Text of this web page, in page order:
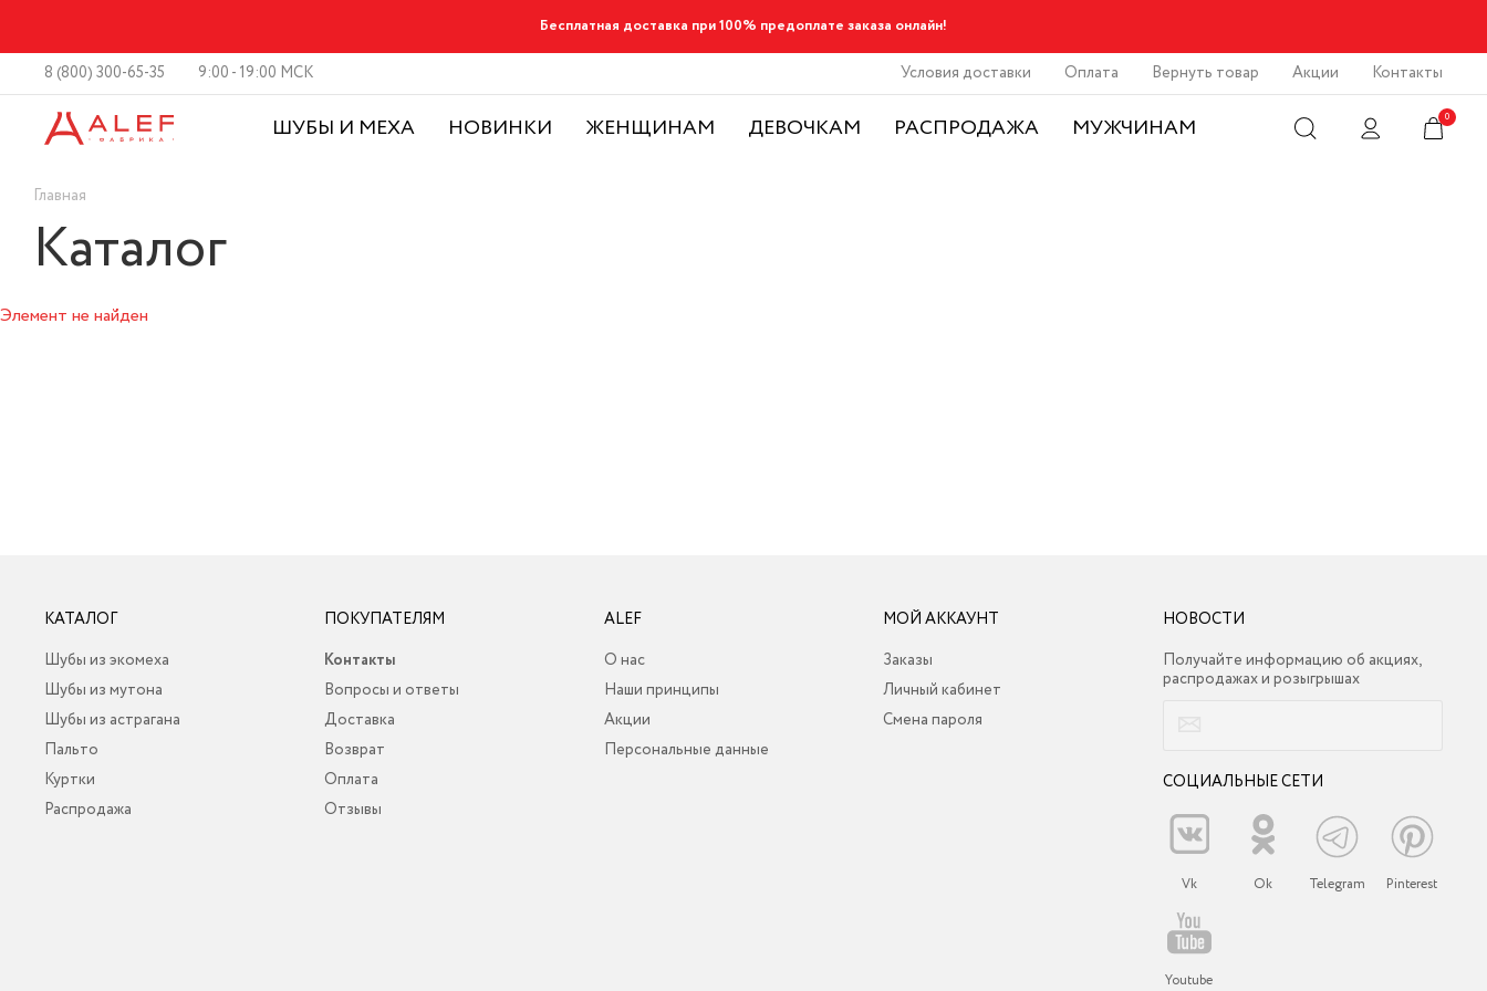
Бесплатная доставка при 100% предоплате заказа онлайн!
8 (800) 300-65-35 9:00 - 19:00 МСК Условия доставки Оплата Вернуть товар Акции Контакты
ШУБЫ И МЕХА НОВИНКИ ЖЕНЩИНАМ ДЕВОЧКАМ РАСПРОДАЖА МУЖЧИНАМ 0
Главная
Каталог
Элемент не найден
КАТАЛОГ
Шубы из экомеха
Шубы из мутона
Шубы из астрагана
Пальто
Куртки
Распродажа
ПОКУПАТЕЛЯМ
Контакты
Вопросы и ответы
Доставка
Возврат
Оплата
Отзывы
ALEF
О нас
Наши принципы
Акции
Персональные данные
МОЙ АККАУНТ
Заказы
Личный кабинет
Смена пароля
НОВОСТИ
Получайте информацию об акциях,
распродажах и розыгрышах
СОЦИАЛЬНЫЕ СЕТИ
Vk Ok Telegram Pinterest
Youtube